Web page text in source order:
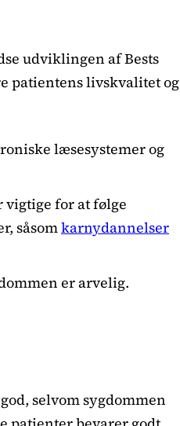
udviklingen af Bests
patientens livskvalitet og
læsesystemer og
vigtige for at følge
såsomkarnydannelser
er arvelig.
selvom sygdommen